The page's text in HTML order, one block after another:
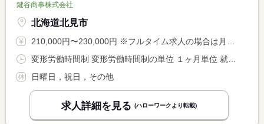
鍵谷商事株式会社
北海道北見市
210,000円〜230,000円 ※フルタイム求人の場合は月額（換算額）、パート求人の場合は時間額を表示しています。
日曜日，祝日，その他
求人詳細を見る (ハローワークより転載)